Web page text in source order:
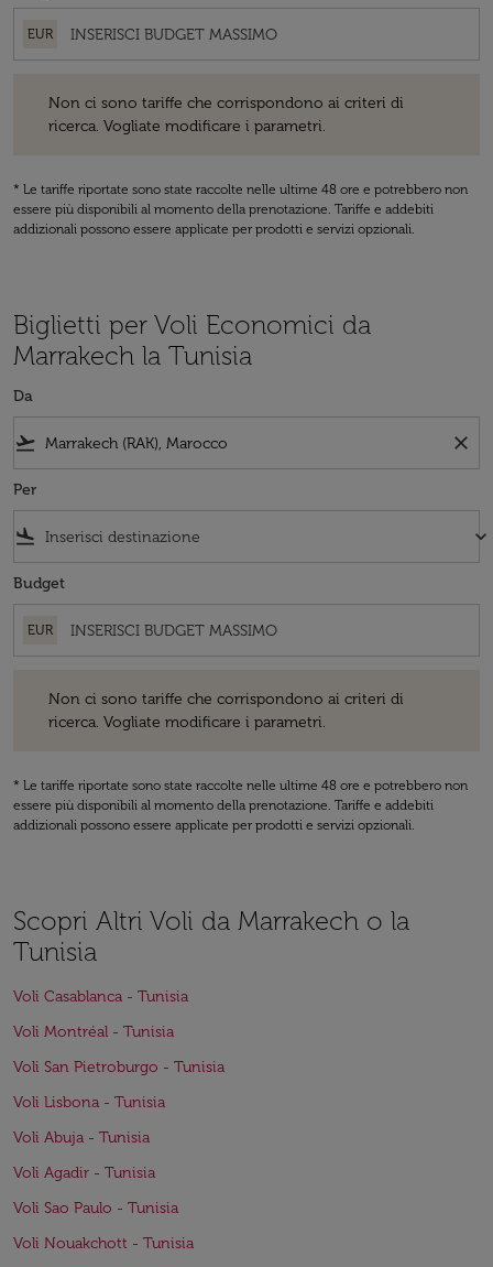
EUR
Non ci sono tariffe che corrispondono ai criteri di
ricerca. Vogliate modificare i parametri.
* Le tariffe riportate sono state raccolte nelle ultime 48 ore e potrebbero non
essere più disponibili al momento della prenotazione. Tariffe e addebiti
addizionali possono essere applicate per prodotti e servizi opzionali.
Biglietti per Voli Economici da
Marrakech la Tunisia
Da
flight_takeoff close
Per
flight_land keyboard_arrow_down
Budget
EUR
Non ci sono tariffe che corrispondono ai criteri di
ricerca. Vogliate modificare i parametri.
* Le tariffe riportate sono state raccolte nelle ultime 48 ore e potrebbero non
essere più disponibili al momento della prenotazione. Tariffe e addebiti
addizionali possono essere applicate per prodotti e servizi opzionali.
Scopri Altri Voli da Marrakech o la
Tunisia
Voli Casablanca - Tunisia
Voli Montréal - Tunisia
Voli San Pietroburgo - Tunisia
Voli Lisbona - Tunisia
Voli Abuja - Tunisia
Voli Agadir - Tunisia
Voli Sao Paulo - Tunisia
Voli Nouakchott - Tunisia